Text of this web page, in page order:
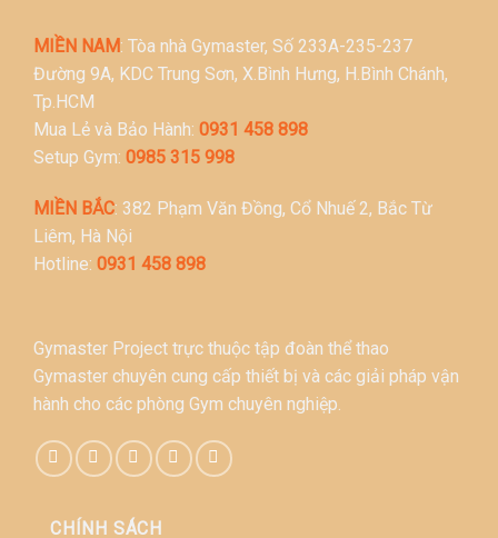
MIỀN NAM: Tòa nhà Gymaster, Số 233A-235-237
Đường 9A, KDC Trung Sơn, X.Bình Hưng, H.Bình Chánh,
Tp.HCM
Mua Lẻ và Bảo Hành: 0931 458 898
Setup Gym: 0985 315 998
MIỀN BẮC: 382 Phạm Văn Đồng, Cổ Nhuế 2, Bắc Từ
Liêm, Hà Nội
Hotline: 0931 458 898
Gymaster Project trực thuộc tập đoàn thể thao
Gymaster chuyên cung cấp thiết bị và các giải pháp vận
hành cho các phòng Gym chuyên nghiệp.
CHÍNH SÁCH